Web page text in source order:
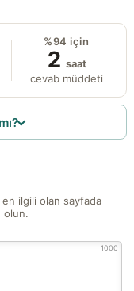
%94 için
2 saat
cevab müddeti
en ilgili olan sayfada
olun.
1000